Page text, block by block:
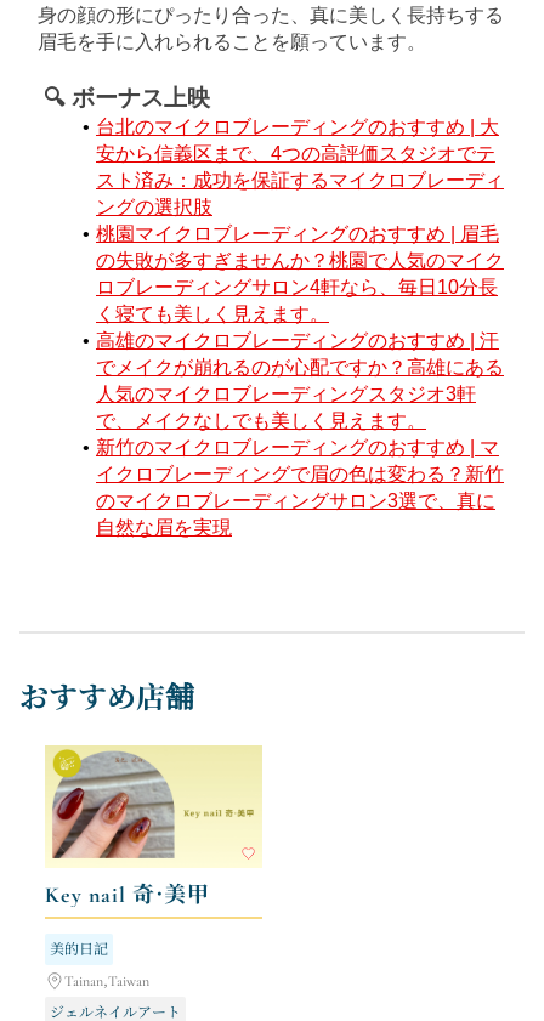
身の顔の形にぴったり合った、真に美しく長持ちする
眉毛を手に入れられることを願っています。
🔍 ボーナス上映
台北のマイクロブレーディングのおすすめ | 大
安から信義区まで、4つの高評価スタジオでテ
スト済み：成功を保証するマイクロブレーディ
ングの選択肢
桃園マイクロブレーディングのおすすめ | 眉毛
の失敗が多すぎませんか？桃園で人気のマイク
ロブレーディングサロン4軒なら、毎日10分長
く寝ても美しく見えます。
高雄のマイクロブレーディングのおすすめ | 汗
でメイクが崩れるのが心配ですか？高雄にある
人気のマイクロブレーディングスタジオ3軒
で、メイクなしでも美しく見えます。
新竹のマイクロブレーディングのおすすめ | マ
イクロブレーディングで眉の色は変わる？新竹
のマイクロブレーディングサロン3選で、真に
自然な眉を実現
おすすめ店舗
Key nail 奇·美甲
美的日記
Tainan,Taiwan
ジェルネイルアート